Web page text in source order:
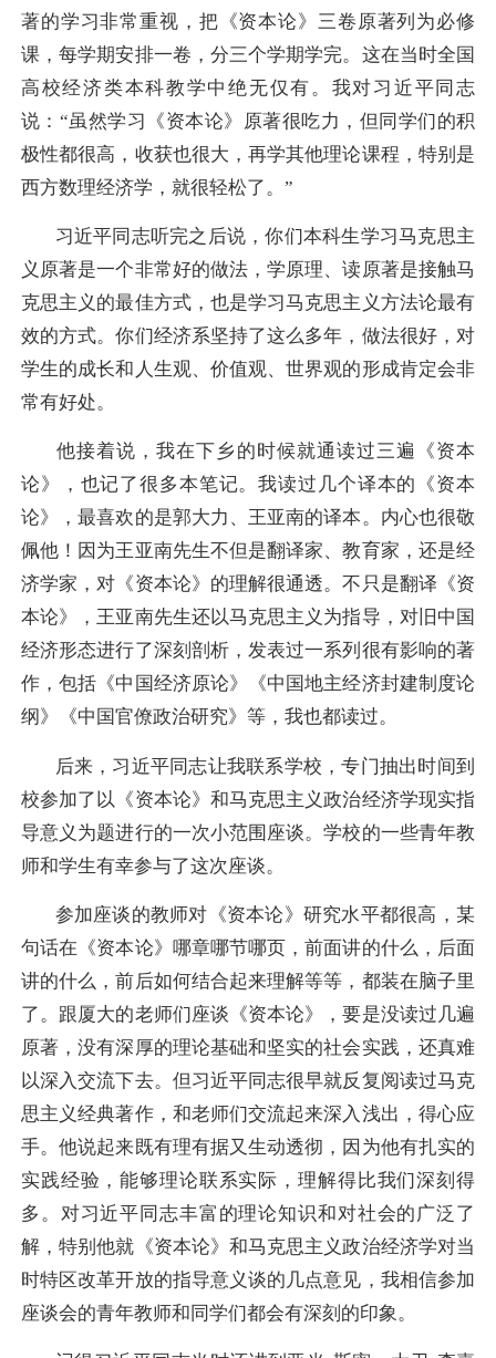
著的学习非常重视，把《资本论》三卷原著列为必修
课，每学期安排一卷，分三个学期学完。这在当时全国
高校经济类本科教学中绝无仅有。我对习近平同志
说：“虽然学习《资本论》原著很吃力，但同学们的积
极性都很高，收获也很大，再学其他理论课程，特别是
西方数理经济学，就很轻松了。”
习近平同志听完之后说，你们本科生学习马克思主
义原著是一个非常好的做法，学原理、读原著是接触马
克思主义的最佳方式，也是学习马克思主义方法论最有
效的方式。你们经济系坚持了这么多年，做法很好，对
学生的成长和人生观、价值观、世界观的形成肯定会非
常有好处。
他接着说，我在下乡的时候就通读过三遍《资本
论》，也记了很多本笔记。我读过几个译本的《资本
论》，最喜欢的是郭大力、王亚南的译本。内心也很敬
佩他！因为王亚南先生不但是翻译家、教育家，还是经
济学家，对《资本论》的理解很通透。不只是翻译《资
本论》，王亚南先生还以马克思主义为指导，对旧中国
经济形态进行了深刻剖析，发表过一系列很有影响的著
作，包括《中国经济原论》《中国地主经济封建制度论
纲》《中国官僚政治研究》等，我也都读过。
后来，习近平同志让我联系学校，专门抽出时间到
校参加了以《资本论》和马克思主义政治经济学现实指
导意义为题进行的一次小范围座谈。学校的一些青年教
师和学生有幸参与了这次座谈。
参加座谈的教师对《资本论》研究水平都很高，某
句话在《资本论》哪章哪节哪页，前面讲的什么，后面
讲的什么，前后如何结合起来理解等等，都装在脑子里
了。跟厦大的老师们座谈《资本论》，要是没读过几遍
原著，没有深厚的理论基础和坚实的社会实践，还真难
以深入交流下去。但习近平同志很早就反复阅读过马克
思主义经典著作，和老师们交流起来深入浅出，得心应
手。他说起来既有理有据又生动透彻，因为他有扎实的
实践经验，能够理论联系实际，理解得比我们深刻得
多。对习近平同志丰富的理论知识和对社会的广泛了
解，特别他就《资本论》和马克思主义政治经济学对当
时特区改革开放的指导意义谈的几点意见，我相信参加
座谈会的青年教师和同学们都会有深刻的印象。